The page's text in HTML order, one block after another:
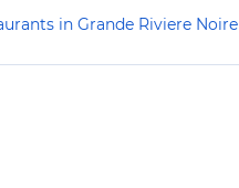
in Grande Riviere Noire